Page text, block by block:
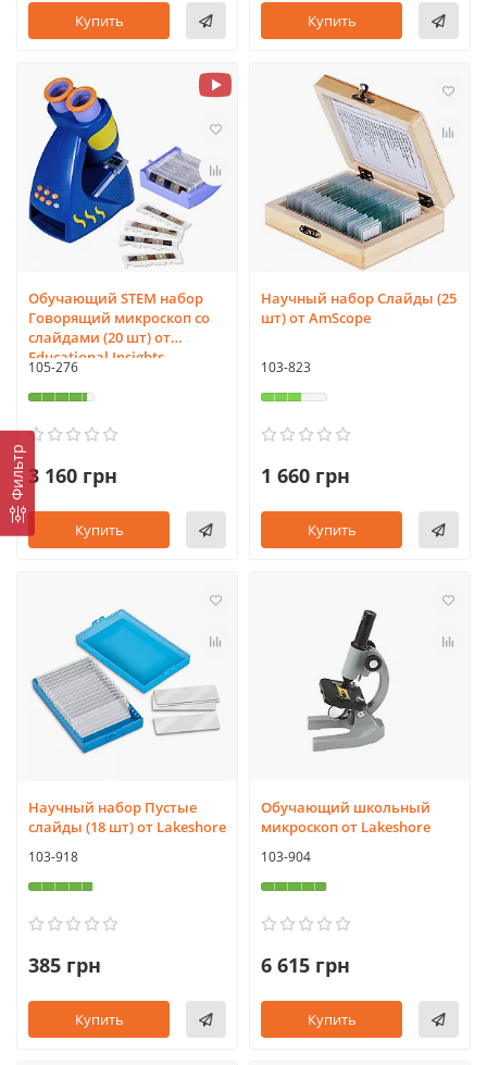
Фильтр
Купить Купить
Обучающий STEM набор
Говорящий микроскоп со
слайдами (20 шт) от
Educational Insights
105-276
3 160 грн
Купить
Научный набор Слайды (25
шт) от AmScope
103-823
1 660 грн
Купить
Научный набор Пустые
слайды (18 шт) от Lakeshore
103-918
385 грн
Купить
Обучающий школьный
микроскоп от Lakeshore
103-904
6 615 грн
Купить